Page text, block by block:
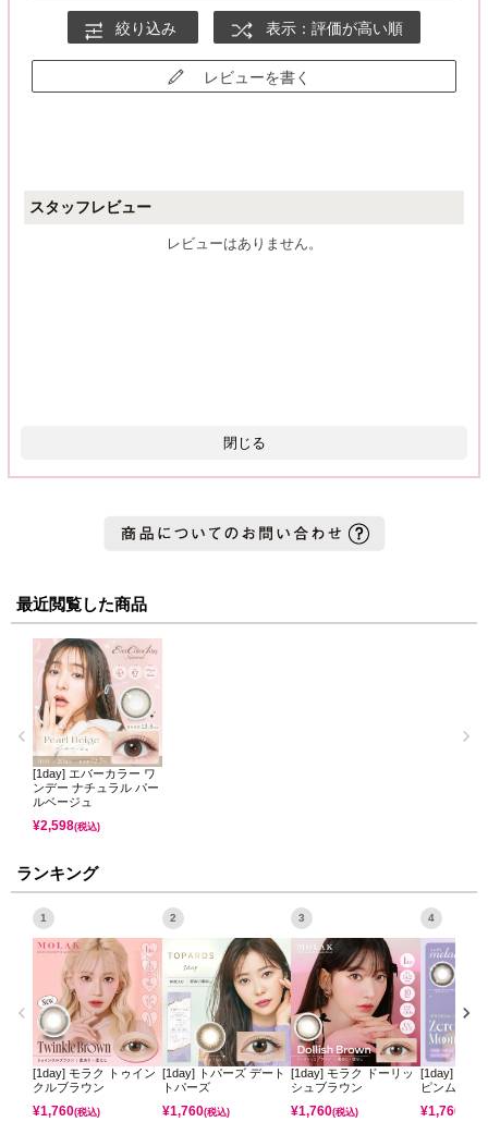
絞り込み 表示：評価が高い順
レビューを書く
スタッフレビュー
レビューはありません。
閉じる
最近閲覧した商品
[1day] エバーカラー ワ
ンデー ナチュラル パー
ルベージュ
¥2,598(税込)
ランキング
1
[1day] モラク トゥイン
クルブラウン
¥1,760(税込)
2
[1day] トパーズ デート
トパーズ
¥1,760(税込)
3
[1day] モラク ドーリッ
シュブラウン
¥1,760(税込)
4
[1day] ミレ
ピンムーン
¥1,760